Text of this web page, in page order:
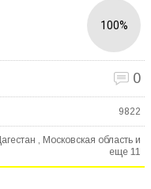
100%
0
9822
, Московская область и
еще 11